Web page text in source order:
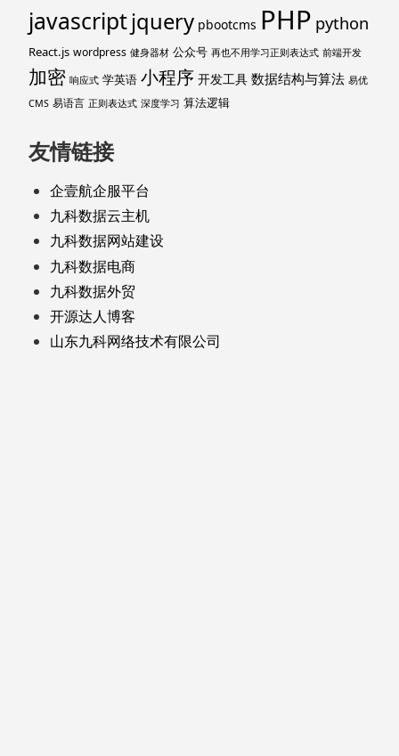
javascriptjquery pbootcms PHP python
React.js wordpress 健身器材 公众号 再也不用学习正则表达式 前端开发
加密 响应式 学英语 小程序 开发工具 数据结构与算法 易优
CMS 易语言 正则表达式 深度学习 算法逻辑
友情链接
企壹航企服平台
九科数据云主机
九科数据网站建设
九科数据电商
九科数据外贸
开源达人博客
山东九科网络技术有限公司